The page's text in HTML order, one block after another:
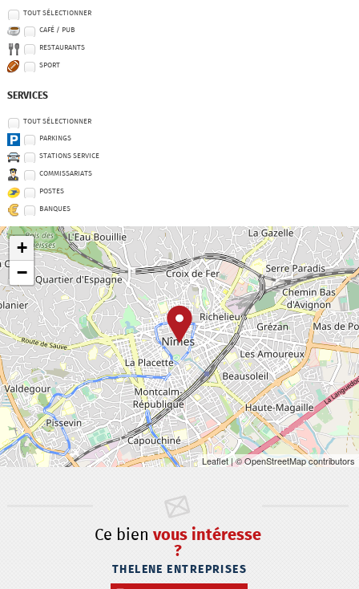
TOUT SÉLECTIONNER
CAFÉ / PUB
RESTAURANTS
SPORT
SERVICES
TOUT SÉLECTIONNER
PARKINGS
STATIONS SERVICE
COMMISSARIATS
POSTES
BANQUES
+
−
Leaflet| © OpenStreetMap contributors
Ce bien vous intéresse
?
THELENE ENTREPRISES